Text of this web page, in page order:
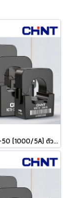
CHINT NCTK-50 (1000/5A) ตัวแปลงกระแสแบบถอดประกบ Split Core Current Transformer @ ราคา